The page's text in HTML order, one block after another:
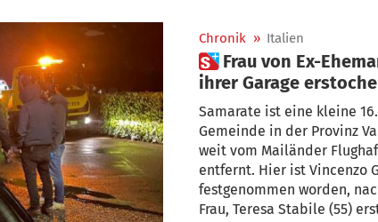
Chronik » Italien
 Frau von Ex-Ehemann vor
ihrer Garage
Samarate ist eine kleine
Gemeinde in der Provinz
weit vom Mailänder
entfernt. Hier ist Vincenzo
festgenommen worden,
Frau, Teresa Stabile (55)